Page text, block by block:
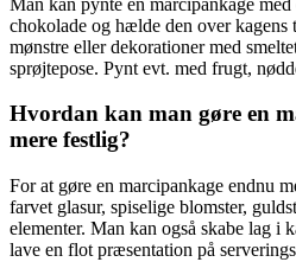
chokolade og hælde den over
mønstre eller dekorationer med
sprøjtepose. Pynt evt. med frugt,
Hvordan kan man gøre en
mere festlig?
For at gøre en marcipankage endnu
farvet glasur, spiselige blomster,
elementer. Man kan også skabe lag i
lave en flot præsentation på